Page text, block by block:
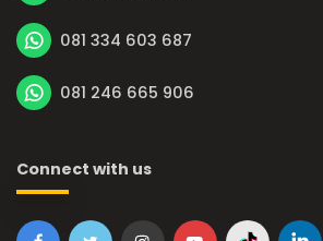
081 334 603 687
081 246 665 906
Connect with us